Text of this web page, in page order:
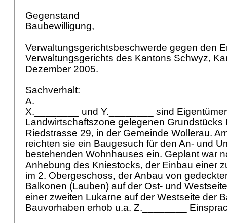
Gegenstand
Baubewilligung,
Verwaltungsgerichtsbeschwerde gegen den
Verwaltungsgerichts des Kantons Schwyz,
Dezember 2005.
Sachverhalt:
A.
X.________ und Y.________ sind
Landwirtschaftszone gelegenen Grundstücks
Riedstrasse 29, in der Gemeinde Wollerau.
reichten sie ein Baugesuch für den An- und
bestehenden Wohnhauses ein. Geplant war
Anhebung des Kniestocks, der Einbau einer
im 2. Obergeschoss, der Anbau von
Balkonen (Lauben) auf der Ost- und
einer zweiten Lukarne auf der Westseite der
Bauvorhaben erhob u.a. Z.________